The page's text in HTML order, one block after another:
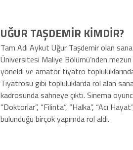
UĞUR TAŞDEMİR KİMDİR?
Tam Adı Aykut Uğur Taşdemir olan
Üniversitesi Maliye Bölümü’nden
yöneldi ve amatör tiyatro
Tiyatrosu gibi topluluklarda rol alan
kadrosunda sahneye çıktı. Sinema
“Doktorlar”, “Filinta”, “Halka”, “Acı
bulunduğu birçok yapımda rol aldı.